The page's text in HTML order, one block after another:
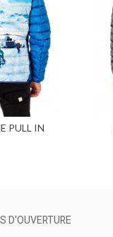
panier
PULL IN
D'OUVERTURE